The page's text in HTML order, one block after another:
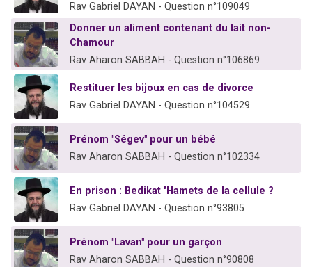
Rav Gabriel DAYAN - Question n°109049
Donner un aliment contenant du lait non-
Chamour
Rav Aharon SABBAH - Question n°106869
Restituer les bijoux en cas de divorce
Rav Gabriel DAYAN - Question n°104529
Prénom "Ségev" pour un bébé
Rav Aharon SABBAH - Question n°102334
En prison : Bedikat 'Hamets de la cellule ?
Rav Gabriel DAYAN - Question n°93805
Prénom "Lavan" pour un garçon
Rav Aharon SABBAH - Question n°90808